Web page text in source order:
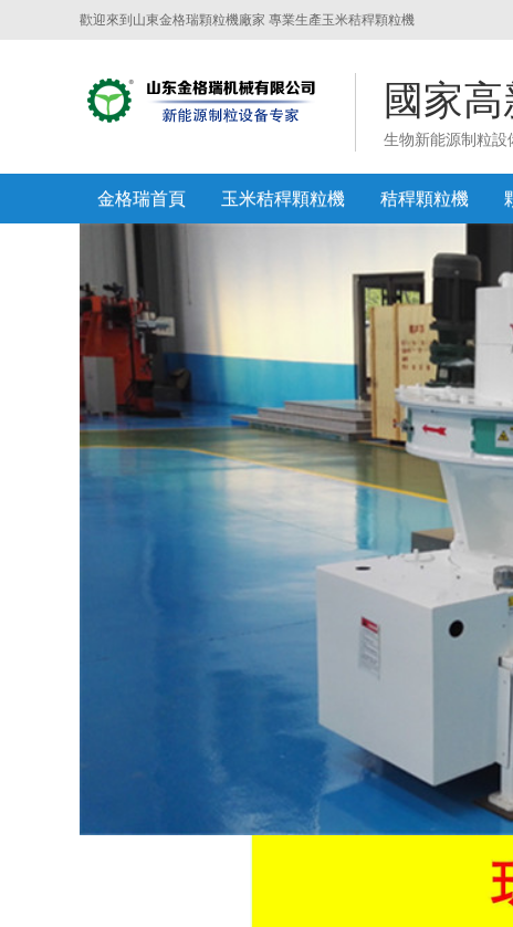
歡迎來到山東金格瑞顆粒機廠家 專業生產玉米秸稈顆粒機
國家
生物新能源制粒設
金格瑞首頁 玉米秸稈顆粒機 秸稈顆粒機